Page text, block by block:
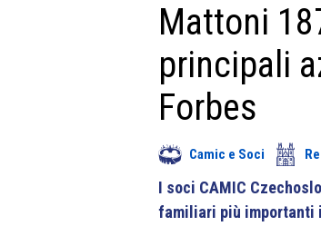
Mattoni
principali
Forbes
Camic e Soci
I soci CAMIC
familiari più importanti